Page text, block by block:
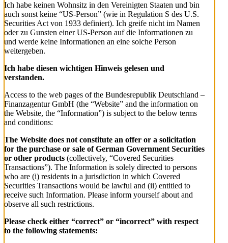
Ich habe keinen Wohnsitz in den Vereinigten Staaten und bin
auch sonst keine “US-Person” (wie in Regulation S des U.S.
Securities Act von 1933 definiert). Ich greife nicht im Namen
oder zu Gunsten einer US-Person auf die Informationen zu
und werde keine Informationen an eine solche Person
weitergeben.
Ich habe diesen wichtigen Hinweis gelesen und
verstanden.
Access to the web pages of the Bundesrepublik Deutschland –
Finanzagentur GmbH (the “Website” and the information on
the Website, the “Information”) is subject to the below terms
and conditions:
The Website does not constitute an offer or a solicitation
for the purchase or sale of German Government Securities
or other products (collectively, “Covered Securities
Transactions”). The Information is solely directed to persons
who are (i) residents in a jurisdiction in which Covered
Securities Transactions would be lawful and (ii) entitled to
receive such Information. Please inform yourself about and
observe all such restrictions.
Please check either “correct” or “incorrect” with respect
to the following statements: